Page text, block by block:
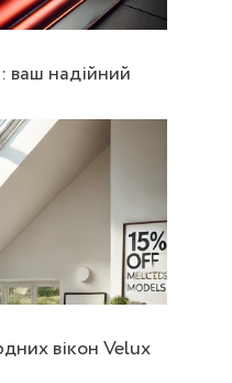
надійний
вікон Velux